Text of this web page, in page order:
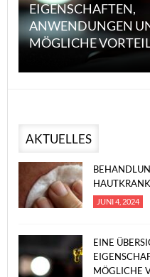
EIGENSCHAFTEN,
ANWENDUNGEN
MÖGLICHE
AKTUELLES
JUNI 4, 2024
EINE
MÖGLICHE